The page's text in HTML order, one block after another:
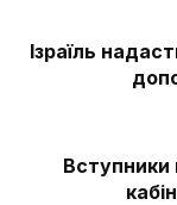
Ізраїль
Вступники